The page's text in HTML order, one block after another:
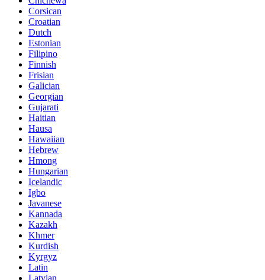
Corsican
Croatian
Dutch
Estonian
Filipino
Finnish
Frisian
Galician
Georgian
Gujarati
Haitian
Hausa
Hawaiian
Hebrew
Hmong
Hungarian
Icelandic
Igbo
Javanese
Kannada
Kazakh
Khmer
Kurdish
Kyrgyz
Latin